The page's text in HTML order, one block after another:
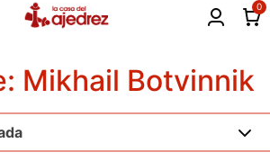
0
Mikhail Botvinnik